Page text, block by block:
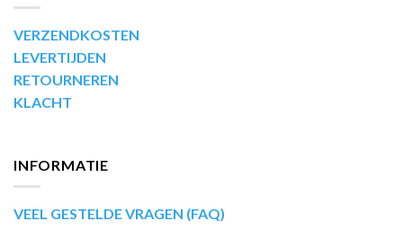
VERZENDKOSTEN
LEVERTIJDEN
RETOURNEREN
KLACHT
INFORMATIE
VEEL GESTELDE VRAGEN (FAQ)